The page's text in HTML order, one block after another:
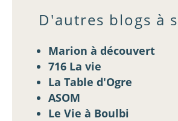
D'autres blogs à
Marion à découvert
716 La vie
La Table d'Ogre
ASOM
Le Vie à Boulbi